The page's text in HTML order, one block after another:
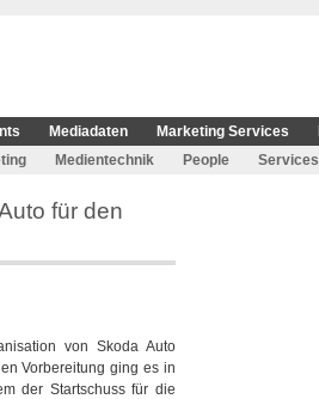
Mediadaten Marketing Services
Medientechnik People Services
für den
von Skoda Auto
Vorbereitung ging es in
der Startschuss für die